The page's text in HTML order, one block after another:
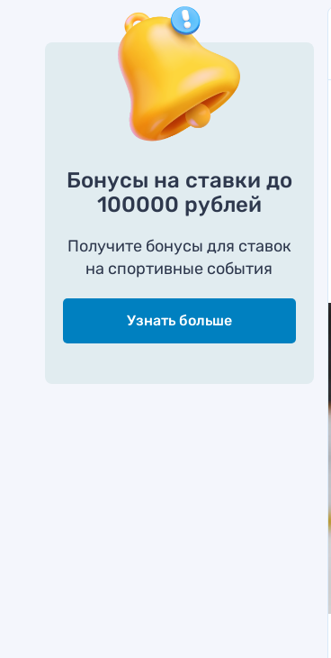
Бонусы на ставки до
100000 рублей
Получите бонусы для ставок
на спортивные события
Узнать больше